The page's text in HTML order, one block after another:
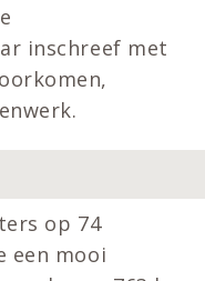
inschreef met
op 74
een mooi